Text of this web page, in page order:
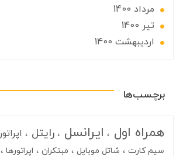
مرداد 1400
تير 1400
ارديبهشت 1400
برچسب‌ها
همراه اول ایرانسل رایتل اپراتور
سیم کارت
شاتل موبایل مبتکران اپراتورها